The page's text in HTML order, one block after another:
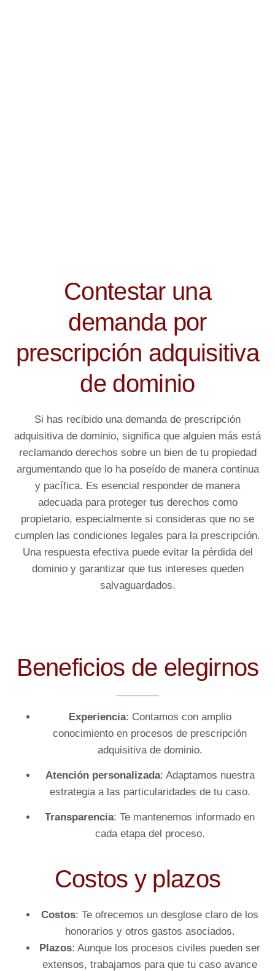
Contestar una
demanda por
prescripción adquisitiva
de dominio
Si has recibido una demanda de prescripción
adquisitiva de dominio, significa que alguien más está
reclamando derechos sobre un bien de tu propiedad
argumentando que lo ha poseído de manera continua
y pacífica. Es esencial responder de manera
adecuada para proteger tus derechos como
propietario, especialmente si consideras que no se
cumplen las condiciones legales para la prescripción.
Una respuesta efectiva puede evitar la pérdida del
dominio y garantizar que tus intereses queden
salvaguardados.
Beneficios de elegirnos
Experiencia: Contamos con amplio
conocimiento en procesos de prescripción
adquisitiva de dominio.
Atención personalizada: Adaptamos nuestra
estrategia a las particularidades de tu caso.
Transparencia: Te mantenemos informado en
cada etapa del proceso.
Costos y plazos
Costos: Te ofrecemos un desglose claro de los
honorarios y otros gastos asociados.
Plazos: Aunque los procesos civiles pueden ser
extensos, trabajamos para que tu caso avance